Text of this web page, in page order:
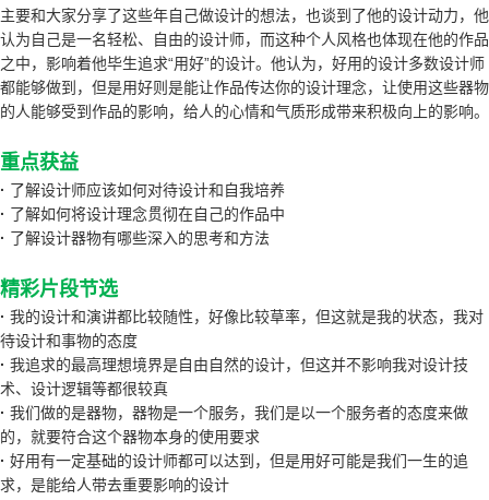
主要和大家分享了这些年自己做设计的想法，也谈到了他的设计动力，他
认为自己是一名轻松、自由的设计师，而这种个人风格也体现在他的作品
之中，影响着他毕生追求“用好”的设计。他认为，好用的设计多数设计师
都能够做到，但是用好则是能让作品传达你的设计理念，让使用这些器物
的人能够受到作品的影响，给人的心情和气质形成带来积极向上的影响。
重点获益
· 了解设计师应该如何对待设计和自我培养
· 了解如何将设计理念贯彻在自己的作品中
· 了解设计器物有哪些深入的思考和方法
精彩片段节选
· 我的设计和演讲都比较随性，好像比较草率，但这就是我的状态，我对
待设计和事物的态度
· 我追求的最高理想境界是自由自然的设计，但这并不影响我对设计技
术、设计逻辑等都很较真
· 我们做的是器物，器物是一个服务，我们是以一个服务者的态度来做
的，就要符合这个器物本身的使用要求
· 好用有一定基础的设计师都可以达到，但是用好可能是我们一生的追
求，是能给人带去重要影响的设计